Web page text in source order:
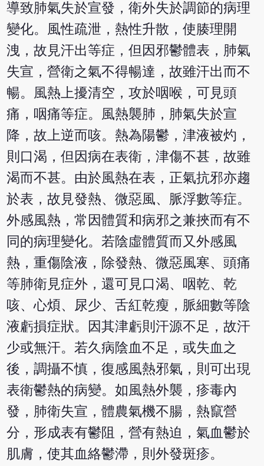
導致肺氣失於宣發，衛外失於調節的病理
變化。風性疏泄，熱性升散，使腠理開
洩，故見汗出等症，但因邪鬱體表，肺氣
失宣，營衛之氣不得暢達，故雖汗出而不
暢。風熱上擾清空，攻於咽喉，可見頭
痛，咽痛等症。風熱襲肺，肺氣失於宣
降，故上逆而咳。熱為陽鬱，津液被灼，
則口渴，但因病在表衛，津傷不甚，故雖
渴而不甚。由於風熱在表，正氣抗邪亦趨
於表，故見發熱、微惡風、脈浮數等症。
外感風熱，常因體質和病邪之兼挾而有不
同的病理變化。若陰虛體質而又外感風
熱，重傷陰液，除發熱、微惡風寒、頭痛
等肺衛見症外，還可見口渴、咽乾、乾
咳、心煩、尿少、舌紅乾瘦，脈細數等陰
液虧損症狀。因其津虧則汗源不足，故汗
少或無汗。若久病陰血不足，或失血之
後，調攝不慎，復感風熱邪氣，則可出現
表衛鬱熱的病變。如風熱外襲，疹毒內
發，肺衛失宣，體農氣機不腸，熱竄營
分，形成表有鬱阻，營有熱迫，氣血鬱於
肌膚，使其血絡鬱滯，則外發斑疹。